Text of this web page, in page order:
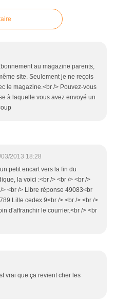
au magazine parents,
site. Seulement je ne reçois
le magazine.<br /> Pouvez-vous
à laquelle vous avez envoyé un
2013 18:28
petit encart vers la fin du
la voici :<br /> <br /> <br />
> <br /> Libre réponse 49083<br
Lille cedex 9<br /> <br /> <br />
d'affranchir le courrier.<br /> <br
vrai que ça revient cher les